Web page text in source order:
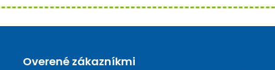
Overené zákazníkmi